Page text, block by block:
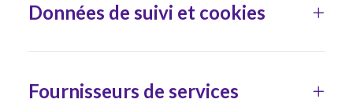
Données de suivi et cookies
Fournisseurs de services